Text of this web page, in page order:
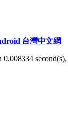
台灣中文網
0.008334